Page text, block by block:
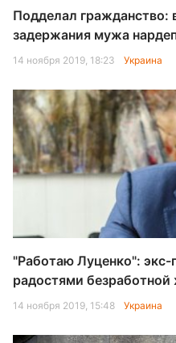
Подделал гражданство:
задержания мужа
14 ноября 2019, 18:23 Украина
"Работаю Луценко": экс-
радостями безработной
14 ноября 2019, 15:48 Украина